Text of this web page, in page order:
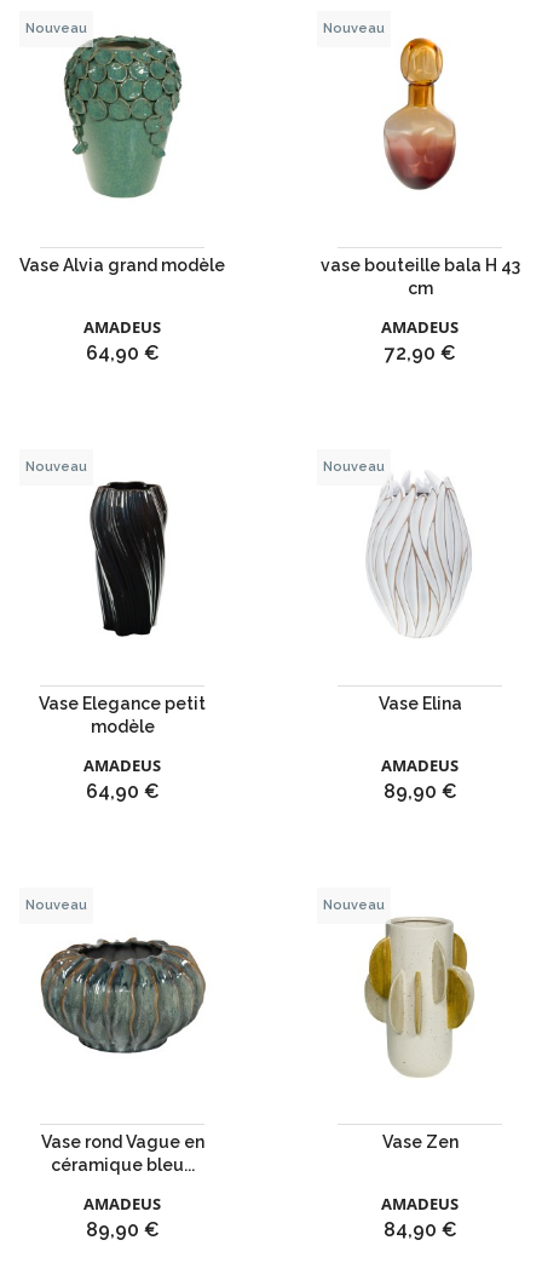
Vase Alvia grand modèle
AMADEUS
Prix
64,90 €
Nouveau
vase bouteille bala H 43
cm
AMADEUS
Prix
72,90 €
Nouveau
Vase Elegance petit
modèle
AMADEUS
Prix
64,90 €
Nouveau
Vase Elina
AMADEUS
Prix
89,90 €
Nouveau
Vase rond Vague en
céramique bleu...
AMADEUS
Prix
89,90 €
Nouveau
Vase Zen
AMADEUS
Prix
84,90 €
Nouveau